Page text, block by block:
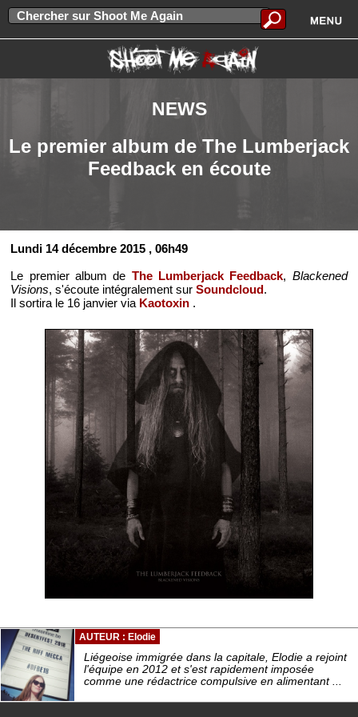
NEWS
Le premier album de The Lumberjack
Feedback en écoute
Lundi 14 décembre 2015 , 06h49
Le premier album de The Lumberjack Feedback, Blackened
Visions, s'écoute intégralement surSoundcloud.
Il sortira le 16 janvier via Kaotoxin .
AUTEUR : Elodie
Liégeoise immigrée dans la capitale, Elodie a rejoint
l'équipe en 2012 et s'est rapidement imposée
comme une rédactrice compulsive en alimentant ...